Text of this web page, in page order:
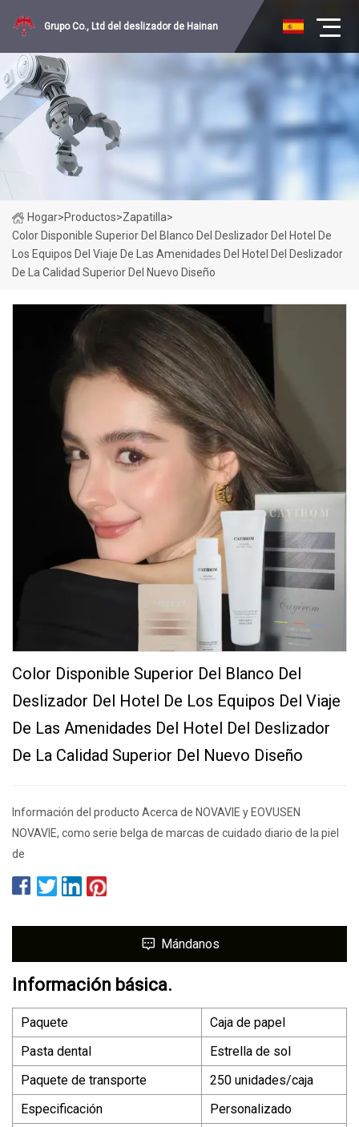
Grupo Co., Ltd del deslizador de Hainan
Hogar>Productos>Zapatilla>
Color Disponible Superior Del Blanco Del Deslizador Del Hotel De
Los Equipos Del Viaje De Las Amenidades Del Hotel Del Deslizador
De La Calidad Superior Del Nuevo Diseño
Color Disponible Superior Del Blanco Del
Deslizador Del Hotel De Los Equipos Del Viaje
De Las Amenidades Del Hotel Del Deslizador
De La Calidad Superior Del Nuevo Diseño
Información del producto Acerca de NOVAVIE y EOVUSEN
NOVAVIE, como serie belga de marcas de cuidado diario de la piel
de
Mándanos
Información básica.
Paquete
Caja de papel
Pasta dental
Estrella de sol
Paquete de transporte
250 unidades/caja
Especificación
Personalizado